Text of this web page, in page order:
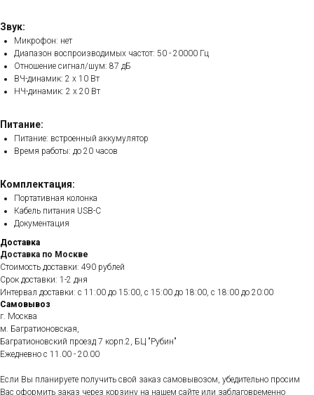
Звук:
Микрофон: нет
Диапазон воспроизводимых частот: 50 - 20000 Гц
Отношение сигнал/шум: 87 дБ
ВЧ-динамик: 2 x 10 Вт
НЧ-динамик: 2 x 20 Вт
Питание:
Питание: встроенный аккумулятор
Время работы: до 20 часов
Комплектация:
Портативная колонка
Кабель питания USB-C
Документация
Доставка
Доставка по Москве
Стоимость доставки: 490 рублей
Срок доставки: 1-2 дня
Интервал доставки: с 11:00 до 15:00, с 15:00 до 18:00, с 18:00 до 20:00
Самовывоз
г. Москва
м. Багратионовская,
Багратионовский проезд 7 корп.2, БЦ "Рубин"
Ежедневно c 11.00 - 20.00
Если Вы планируете получить свой заказ самовывозом, убедительно просим
Вас оформить заказ через корзину на нашем сайте или заблаговременно